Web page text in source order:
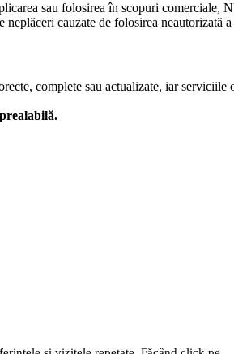
sau folosirea în scopuri comerciale,
cauzate de folosirea neautorizată
complete sau actualizate, iar